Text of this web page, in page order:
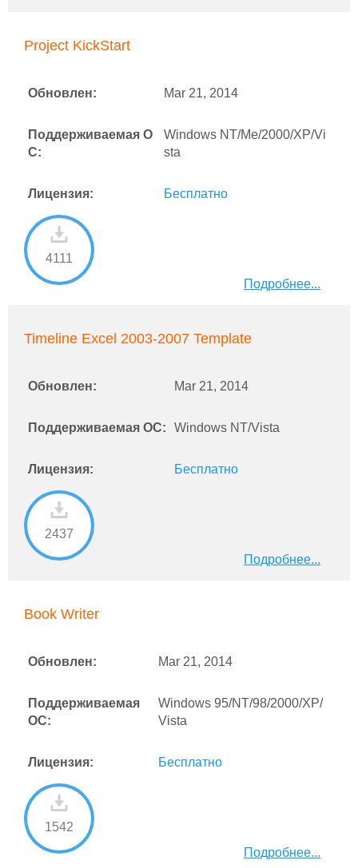
Project KickStart
Обновлен: Mar 21, 2014
Поддерживаемая О
С:
Windows NT/Me/2000/XP/Vi
sta
Лицензия: Бесплатно
4111
Подробнее...
Timeline Excel 2003-2007 Template
Обновлен: Mar 21, 2014
Поддерживаемая ОС: Windows NT/Vista
Лицензия: Бесплатно
2437
Подробнее...
Book Writer
Обновлен: Mar 21, 2014
Поддерживаемая
ОС:
Windows 95/NT/98/2000/XP/
Vista
Лицензия: Бесплатно
1542
Подробнее...